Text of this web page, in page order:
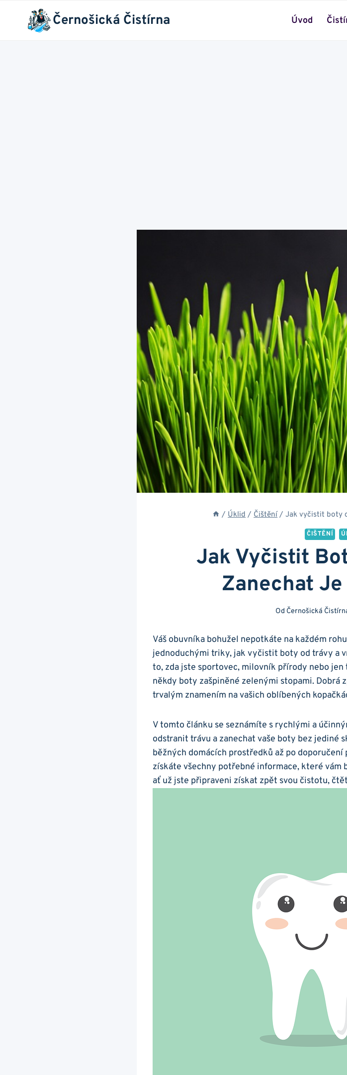
Černošická Čistírna Úvod
/ Úklid / Čištění / Jak vyčistit boty
ČIŠTĚNÍ
Jak Vyčistit
Zanechat
Od Černošická
Váš obuvníka bohužel ⁤nepotkáte na každém
jednoduchými triky, jak vyčistit boty od trávy a
to, zda ⁤jste‌ sportovec, milovník přírody ⁢nebo‌
někdy⁣ boty zašpiněné zelenými stopami. Dobrá​
⁣trvalým znamením⁤ na vašich ‌oblíbených
V tomto článku‌ se seznámíte s rychlými a
odstranit trávu a zanechat vaše boty bez jediné
běžných domácích prostředků ​až po
získáte ⁢všechny potřebné⁢ informace, které⁢ vám
ať už jste ⁤připraveni získat zpět svou čistotu,